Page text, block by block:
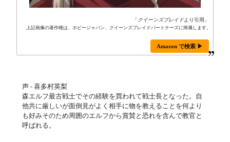
「 クイーンズブレイドより引用」
上記画像の著作権は、ホビージャパン、クイーンズブレイドパートナーズに帰属します。
Amazon で検索 ▶
声 - 喜多村英梨
森エルフ最古戦士でその経験を買われて戦士長となった。自
他共に厳しいが面倒見がよく相手に物を教えることを何より
も好みそのため周囲のエルフから賞賛と恐れを含んで教官と
呼ばれる。